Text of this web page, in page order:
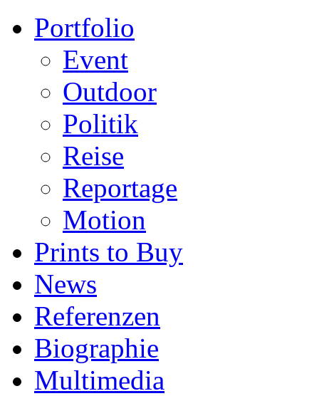
Portfolio
Event
Outdoor
Politik
Reise
Reportage
Motion
Prints to Buy
News
Referenzen
Biographie
Multimedia